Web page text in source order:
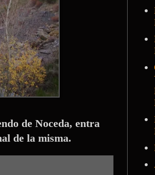
de Noceda, entra
de la misma.